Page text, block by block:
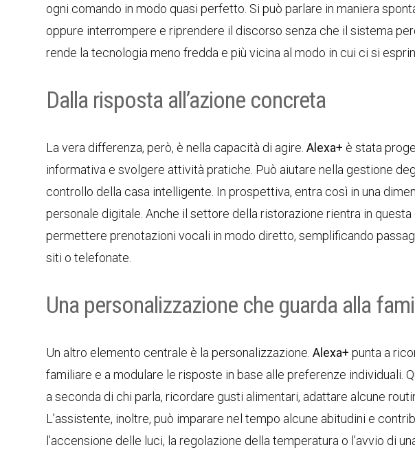
ogni comando in modo quasi perfetto. Si può parlare in maniera
oppure interrompere e riprendere il discorso senza che il sistema
rende la tecnologia meno fredda e più vicina al modo in cui ci si
Dalla risposta all’azione concreta
La vera differenza, però, è nella capacità di agire.Alexa+ è stata
informativa e svolgere attività pratiche. Può aiutare nella gestione
controllo della casa intelligente. In prospettiva, entra così in una
personale digitale. Anche il settore della ristorazione rientra in
permettere prenotazioni vocali in modo diretto, semplificando
siti o telefonate.
Una personalizzazione che guarda alla
Un altro elemento centrale è la personalizzazione.Alexa+ punta a
familiare e a modulare le risposte in base alle preferenze individuali.
a seconda di chi parla, ricordare gusti alimentari, adattare alcune
L’assistente, inoltre, può imparare nel tempo alcune abitudini e
l’accensione delle luci, la regolazione della temperatura o l’avvio di